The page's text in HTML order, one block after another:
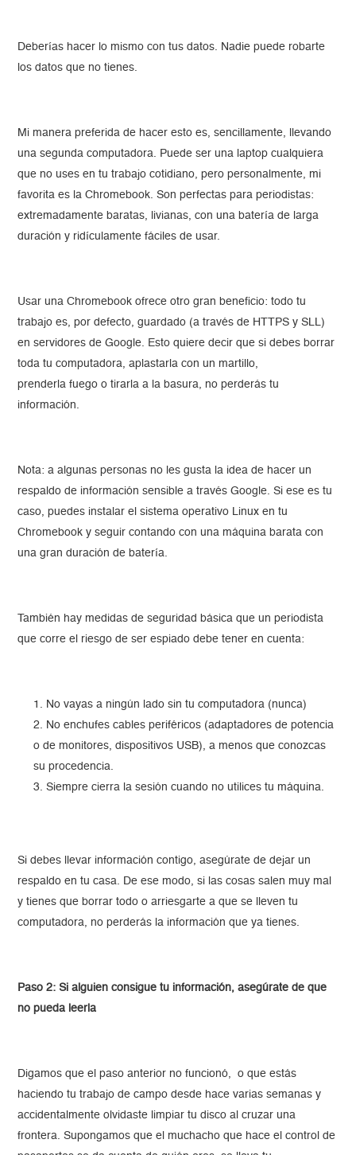
Deberías hacer lo mismo con tus datos. Nadie puede robarte
los datos que no tienes.
Mi manera preferida de hacer esto es, sencillamente, llevando
una segunda computadora. Puede ser una laptop cualquiera
que no uses en tu trabajo cotidiano, pero personalmente, mi
favorita es la Chromebook. Son perfectas para periodistas:
extremadamente baratas, livianas, con una batería de larga
duración y ridículamente fáciles de usar.
Usar una Chromebook ofrece otro gran beneficio: todo tu
trabajo es, por defecto, guardado (a través de HTTPS y SLL)
en servidores de Google. Esto quiere decir que si debes borrar
toda tu computadora, aplastarla con un martillo,
prenderla fuego o tirarla a la basura, no perderás tu
información.
Nota: a algunas personas no les gusta la idea de hacer un
respaldo de información sensible a través Google. Si ese es tu
caso, puedes instalar el sistema operativo Linux en tu
Chromebook y seguir contando con una máquina barata con
una gran duración de batería.
También hay medidas de seguridad básica que un periodista
que corre el riesgo de ser espiado debe tener en cuenta:
No vayas a ningún lado sin tu computadora (nunca)
No enchufes cables periféricos (adaptadores de potencia
o de monitores, dispositivos USB), a menos que conozcas
su procedencia.
Siempre cierra la sesión cuando no utilices tu máquina.
Si debes llevar información contigo, asegúrate de dejar un
respaldo en tu casa. De ese modo, si las cosas salen muy mal
y tienes que borrar todo o arriesgarte a que se lleven tu
computadora, no perderás la información que ya tienes.
Paso 2: Si alguien consigue tu información, asegúrate de que
no pueda leerla
Digamos que el paso anterior no funcionó, o que estás
haciendo tu trabajo de campo desde hace varias semanas y
accidentalmente olvidaste limpiar tu disco al cruzar una
frontera. Supongamos que el muchacho que hace el control de